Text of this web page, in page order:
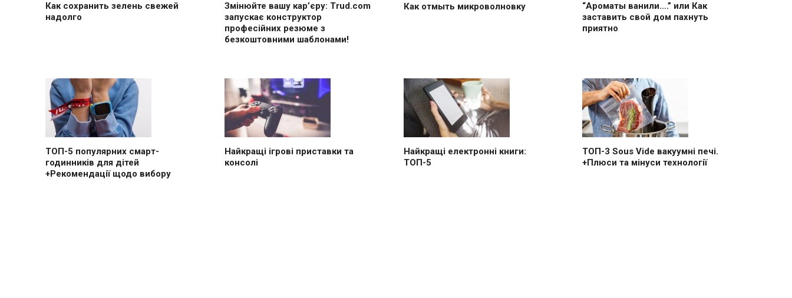
Как сохранить зелень свежей
надолго
Змінюйте вашу кар’єру: Trud.com
запускає конструктор
професійних резюме з
безкоштовними шаблонами!
Как отмыть микроволновку
“Ароматы ванили….” или Как
заставить свой дом пахнуть
приятно
ТОП-5 популярних смарт-
годинників для дітей
+Рекомендації щодо вибору
Найкращі ігрові приставки та
консолі
Найкращі електронні книги:
ТОП-5
ТОП-3 Sous Vide вакуумні печі.
+Плюси та мінуси технології